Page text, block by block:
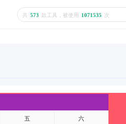
共 573 款工具，被使用 1071535 次
五 六